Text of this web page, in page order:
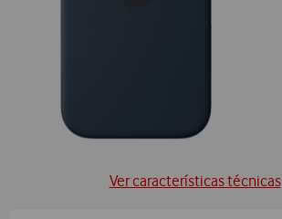
Ver características técnicas